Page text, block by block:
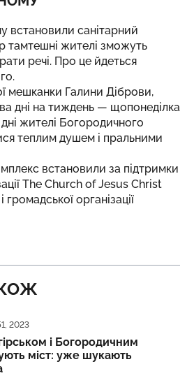
встановили санітарний
тамтешні жителі зможуть
речі. Про це йдеться
.
мешканки Галини Діброви,
дні на тиждень — щопонеділка
жителі Богородичного
теплим душем і пральними
встановили за підтримки
The Church of Jesus Christ
організації
2023
і Богородичним
міст: уже шукають